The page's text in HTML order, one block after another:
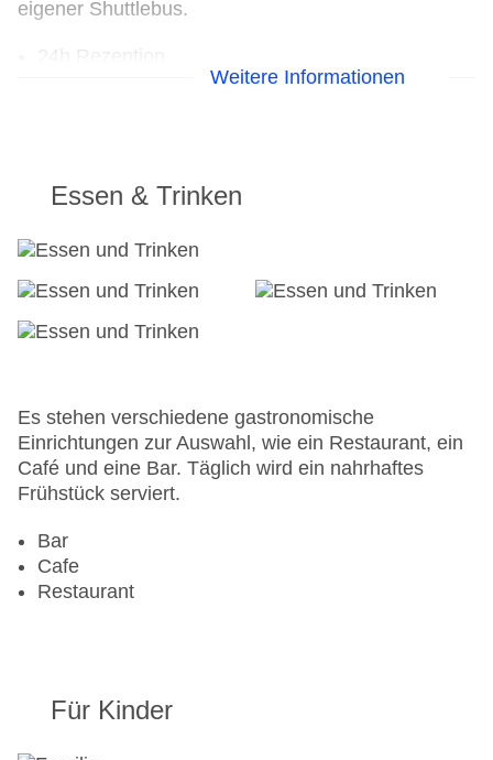
eigener Shuttlebus.
Garage
Garten: ohne Gebühr
Hotelsafe
WLAN/WiFi im Hotel
Minimarkt
Haustiere
Zimmerservice
Sonnenterrasse
Gesamtanzahl der Zimmer: 1000
Outdoor Pool, Sonnenschirme am Pool, Liegen
am Pool, Wasserrutsche
Zahlungsarten: American Express, Diners Club,
Weitere Informationen
Essen & Trinken
Es stehen verschiedene gastronomische
Einrichtungen zur Auswahl, wie ein Restaurant, ein
Café und eine Bar. Täglich wird ein nahrhaftes
Frühstück serviert.
Bar
Cafe
Restaurant
Für Kinder